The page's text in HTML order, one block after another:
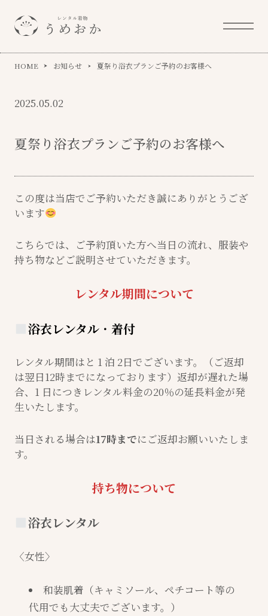
HOME お知らせ 夏祭り浴衣プランご予約のお客様へ
2025.05.02
夏祭り浴衣プランご予約のお客様へ
この度は当店でご予約いただき誠にありがとうござ
います
こちらでは、ご予約頂いた方へ当日の流れ、服装や
持ち物などご説明させていただきます。
レンタル期間について
浴衣レンタル・ 着付
レンタル期間はと 1 泊 2日でございます。（ご返却
は翌日12時までになっております）返却が遅れた場
合、1 日につきレンタル料金の20％の延長料金が発
生いたします。
当日される場合は17時までにご返却お願いいたしま
す。
持ち物について
浴衣レンタル
〈女性〉
和装肌着（キャミソール、ペチコート等の
代用でも大丈夫でございます。）